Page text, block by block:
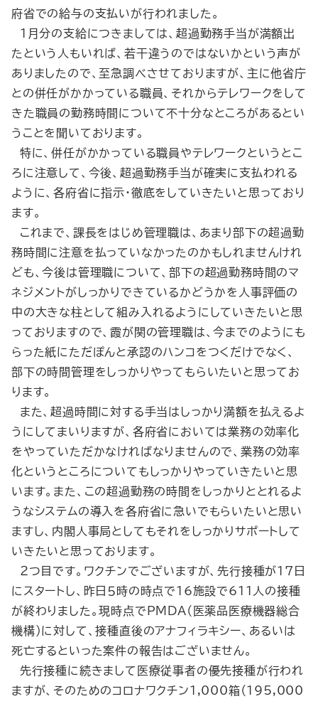
府省での給与の支払いが行われました。
１月分の支給につきましては、超過勤務手当が満額出
たという人もいれば、若干違うのではないかという声が
ありましたので、至急調べさせておりますが、主に他省庁
との併任がかかっている職員、それからテレワークをして
きた職員の勤務時間について不十分なところがあるとい
うことを聞いております。
特に、併任がかかっている職員やテレワークというとこ
ろに注意して、今後、超過勤務手当が確実に支払われる
ように、各府省に指示・徹底をしていきたいと思っており
ます。
これまで、課長をはじめ管理職は、あまり部下の超過勤
務時間に注意を払っていなかったのかもしれませんけれ
ども、今後は管理職について、部下の超過勤務時間のマ
ネジメントがしっかりできているかどうかを人事評価の
中の大きな柱として組み入れるようにしていきたいと思
っておりますので、霞が関の管理職は、今までのようにも
らった紙にただぽんと承認のハンコをつくだけでなく、
部下の時間管理をしっかりやってもらいたいと思ってお
ります。
また、超過時間に対する手当はしっかり満額を払えるよ
うにしてまいりますが、各府省においては業務の効率化
をやっていただかなければなりませんので、業務の効率
化というところについてもしっかりやっていきたいと思
います。また、この超過勤務の時間をしっかりととれるよ
うなシステムの導入を各府省に急いでもらいたいと思い
ますし、内閣人事局としてもそれをしっかりサポートして
いきたいと思っております。
２つ目です。ワクチンでございますが、先行接種が17日
にスタートし、昨日５時の時点で16施設で611人の接種
が終わりました。現時点でPMDA（医薬品医療機器総合
機構）に対して、接種直後のアナフィラキシー、あるいは
死亡するといった案件の報告はございません。
先行接種に続きまして医療従事者の優先接種が行われ
ますが、そのためのコロナワクチン1,000箱（195,000